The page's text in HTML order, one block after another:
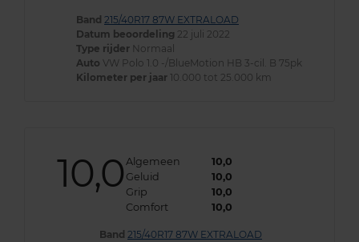
Band 215/40R17 87W EXTRALOAD
Datum beoordeling 22 juli 2022
Type rijder Normaal
Auto VW Polo 1.0 -/BlueMotion HB 3-cil. B 75pk
Kilometer per jaar 10.000 tot 25.000 km
10,0 Algemeen
10,0
Geluid
10,0
Grip
10,0
Comfort
10,0
Band 215/40R17 87W EXTRALOAD